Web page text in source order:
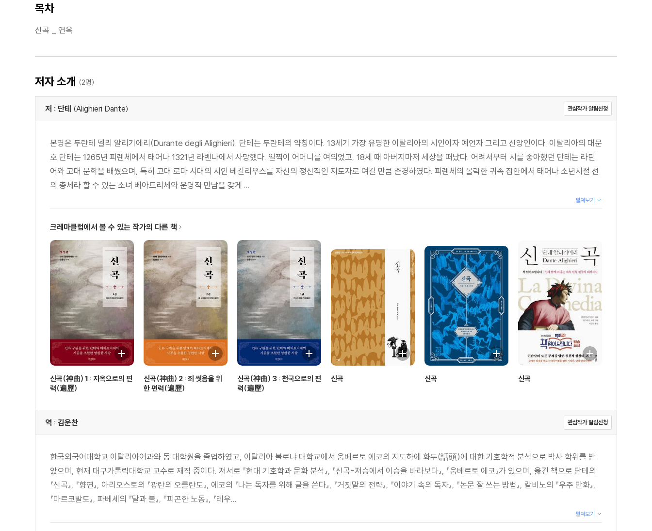
목차
신곡 _ 연옥
저자 소개 (2명)
저 : 단테 (Alighieri Dante) 관심작가 알림신청
본명은 두란테 델리 알리기에리(Durante degli Alighieri). 단테는 두란테의 약칭이다. 13세기 가장 유명한 이탈리아의 시인이자 예언자 그리고 신앙인이다. 이탈리아의 대문
호 단테는 1265년 피렌체에서 태어나 1321년 라벤나에서 사망했다. 일찍이 어머니를 여의었고, 18세 때 아버지마저 세상을 떠났다. 어려서부터 시를 좋아했던 단테는 라틴
어와 고대 문학을 배웠으며, 특히 고대 로마 시대의 시인 베길리우스를 자신의 정신적인 지도자로 여길 만큼 존경하였다. 피렌체의 몰락한 귀족 집안에서 태어나 소년시절 선
의 총체라 할 수 있는 소녀 베아트리체와 운명적 만남을 갖게 ...
펼쳐보기
크레마클럽에서 볼 수 있는 작가의 다른 책
신곡(神曲) 1 : 지옥으로의 편
력(遍歷)
신곡(神曲) 2 : 죄 씻음을 위
한 편력(遍歷)
신곡(神曲) 3 : 천국으로의 편
력(遍歷)
신곡 신곡 신곡
역 : 김운찬 관심작가 알림신청
한국외국어대학교 이탈리아어과와 동 대학원을 졸업하였고, 이탈리아 볼로냐 대학교에서 움베르토 에코의 지도하에 화두(話頭)에 대한 기호학적 분석으로 박사 학위를 받
았으며, 현재 대구가톨릭대학교 교수로 재직 중이다. 저서로 『현대 기호학과 문화 분석』, 『신곡-저승에서 이승을 바라보다』, 『움베르토 에코』가 있으며, 옮긴 책으로 단테의
『신곡』, 『향연』, 아리오스토의 『광란의 오를란도』, 에코의 『나는 독자를 위해 글을 쓴다』, 『거짓말의 전략』, 『이야기 속의 독자』, 『논문 잘 쓰는 방법』, 칼비노의 『우주 만화』,
『마르코발도』, 파베세의 『달과 불』, 『피곤한 노동』, 『레우...
펼쳐보기